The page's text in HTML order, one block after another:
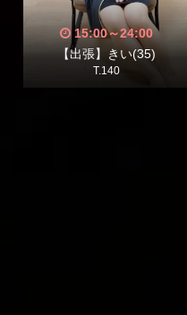
15:00～24:00
【出張】きい(35)
T.140